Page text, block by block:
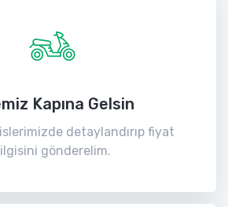
Kapına Gelsin
detaylandırıp fiyat
gönderelim.